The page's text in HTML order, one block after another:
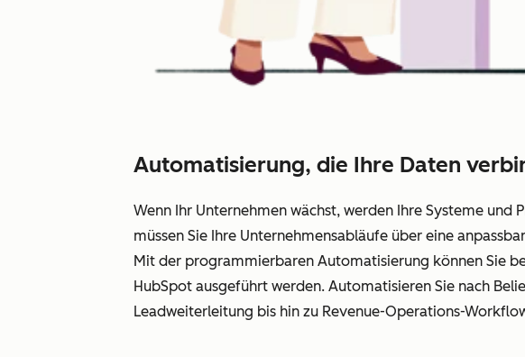
Automatisierung, die Ihre Daten
Wenn Ihr Unternehmen wächst, werden Ihre Systeme und
müssen Sie Ihre Unternehmensabläufe über eine
Mit der programmierbaren Automatisierung können Sie
HubSpot ausgeführt werden. Automatisieren Sie nach
Leadweiterleitung bis hin zu Revenue-Operations-